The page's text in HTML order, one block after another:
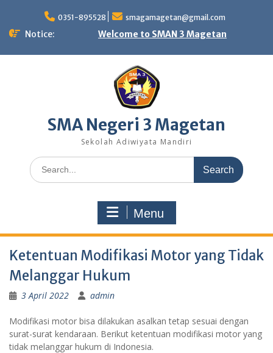
content
0351-895528 smagamagetan@gmail.com
Notice: Welcome to SMAN 3 Magetan
SMA Negeri 3 Magetan
Sekolah Adiwiyata Mandiri
Search
for:
Menu
Ketentuan Modifikasi Motor yang Tidak
Melanggar Hukum
3 April 2022 admin
Modifikasi motor bisa dilakukan asalkan tetap sesuai dengan
surat-surat kendaraan. Berikut ketentuan modifikasi motor yang
tidak melanggar hukum di Indonesia.